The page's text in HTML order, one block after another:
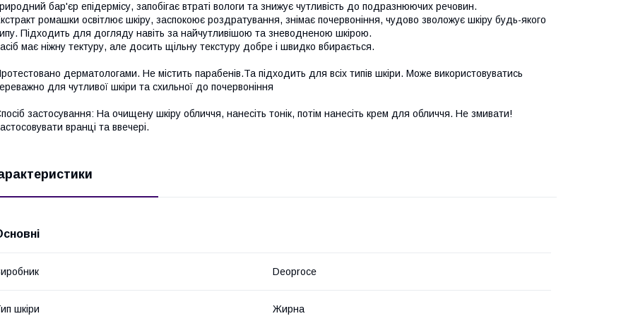
бар'єр епідермісу, запобігає втраті вологи та знижує чутливість до подразнюючих речовин.
ромашки освітлює шкіру, заспокоює роздратування, знімає почервоніння, чудово зволожує шкіру будь-якого
Підходить для догляду навіть за найчутливішою та зневодненою шкірою.
має ніжну тектуру, але досить щільну текстуру добре і швидко вбирається.
дерматологами. Не містить парабенів.Та підходить для всіх типів шкіри. Може використовуватись
для чутливої шкіри та схильної до почервоніння
застосування: На очищену шкіру обличчя, нанесіть тонік, потім нанесіть крем для обличчя. Не змивати!
вранці та ввечері.
Deoproce
шкіри Жирна